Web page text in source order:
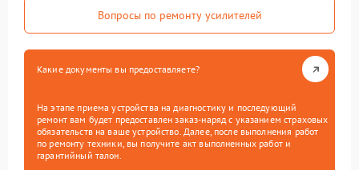
Вопросы по ремонту усилителей
Какие документы вы предоставляете?
На этапе приема устройства на диагностику и последующий
ремонт вам будет предоставлен заказ-наряд с указанием страховых
обязательств на ваше устройство. Далее, после выполнения работ
по ремонту техники, вы получите акт выполненных работ и
гарантийный талон.